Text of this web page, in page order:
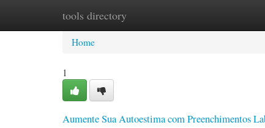
tools directory
Home New Site Listings
Home
1
Aumente Sua Autoestima com Preenchimentos